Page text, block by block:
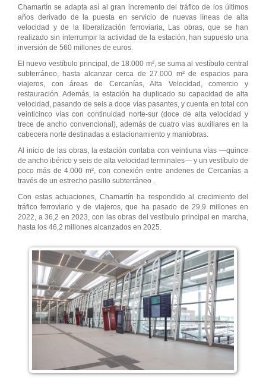
Chamartín se adapta así al gran incremento del tráfico de los últimos
años derivado de la puesta en servicio de nuevas líneas de alta
velocidad y de la liberalización ferroviaria, Las obras, que se han
realizado sin interrumpir la actividad de la estación, han supuesto una
inversión de 560 millones de euros.
El nuevo vestíbulo principal, de 18.000 m², se suma al vestíbulo central
subterráneo, hasta alcanzar cerca de 27.000 m² de espacios para
viajeros, con áreas de Cercanías, Alta Velocidad, comercio y
restauración. Además, la estación ha duplicado su capacidad de alta
velocidad, pasando de seis a doce vías pasantes, y cuenta en total con
veinticinco vías con continuidad norte-sur (doce de alta velocidad y
trece de ancho convencional), además de cuatro vías auxiliares en la
cabecera norte destinadas a estacionamiento y maniobras.
Al inicio de las obras, la estación contaba con veintiuna vías —quince
de ancho ibérico y seis de alta velocidad terminales— y un vestíbulo de
poco más de 4.000 m², con conexión entre andenes de Cercanías a
través de un estrecho pasillo subterráneo .
Con estas actuaciones, Chamartín ha respondido al crecimiento del
tráfico ferroviario y de viajeros, que ha pasado de 29,9 millones en
2022, a 36,2 en 2023, con las obras del vestíbulo principal en marcha,
hasta los 46,2 millones alcanzados en 2025.